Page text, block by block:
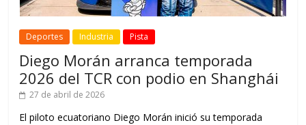
Deportes Industria Pista
Diego Morán arranca temporada
2026 del TCR con podio en Shanghái
27 de abril de 2026
El piloto ecuatoriano Diego Morán inició su temporada